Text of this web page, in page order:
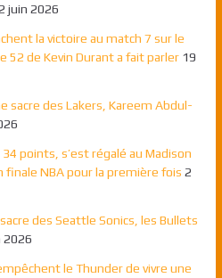
juin 2026
la victoire au match 7 sur le
52 de Kevin Durant a fait parler 19
sacre des Lakers, Kareem Abdul-
points, s’est régalé au Madison
finale NBA pour la première fois 2
des Seattle Sonics, les Bullets
2026
le Thunder de vivre une